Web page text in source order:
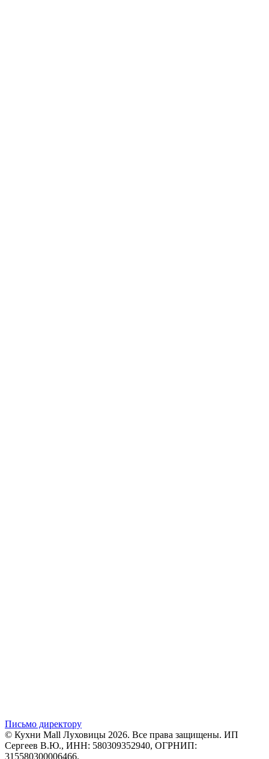
Письмо директору
© Кухни Mall Луховицы 2026. Все права защищены. ИП
Сергеев В.Ю., ИНН: 580309352940, ОГРНИП:
315580300006466.